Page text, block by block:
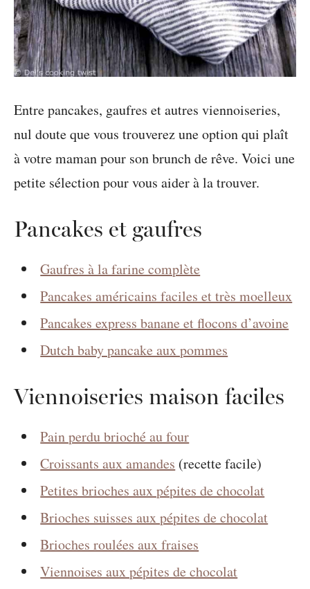
Entre pancakes, gaufres et autres viennoiseries,
nul doute que vous trouverez une option qui plaît
à votre maman pour son brunch de rêve. Voici une
petite sélection pour vous aider à la trouver.
Pancakes et gaufres
Gaufres à la farine complète
Pancakes américains faciles et très moelleux
Pancakes express banane et flocons d’avoine
Dutch baby pancake aux pommes
Viennoiseries maison faciles
Pain perdu brioché au four
Croissants aux amandes (recette facile)
Petites brioches aux pépites de chocolat
Brioches suisses aux pépites de chocolat
Brioches roulées aux fraises
Viennoises aux pépites de chocolat